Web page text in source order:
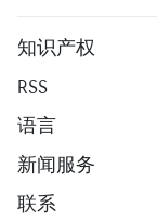
知识产权
RSS
语言
新闻服务
联系